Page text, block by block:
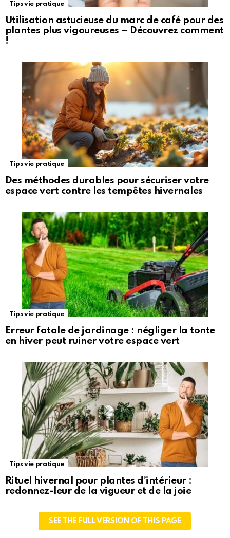
Tips vie pratique
Utilisation astucieuse du marc de café pour des
plantes plus vigoureuses – Découvrez comment
!
Tips vie pratique
Des méthodes durables pour sécuriser votre
espace vert contre les tempêtes hivernales
Tips vie pratique
Erreur fatale de jardinage : négliger la tonte
en hiver peut ruiner votre espace vert
Tips vie pratique
Rituel hivernal pour plantes d’intérieur :
redonnez-leur de la vigueur et de la joie
SEE THE FULL VERSION OF THIS PAGE